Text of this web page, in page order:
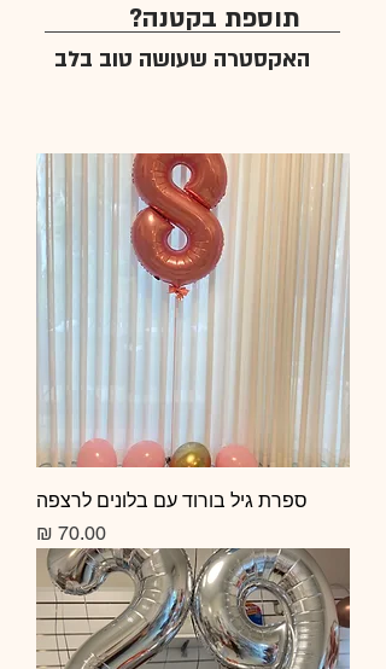
תוספת בקטנה?
האקסטרה שעושה טוב בלב
ספרת גיל בורוד עם בלונים לרצפה
מחיר